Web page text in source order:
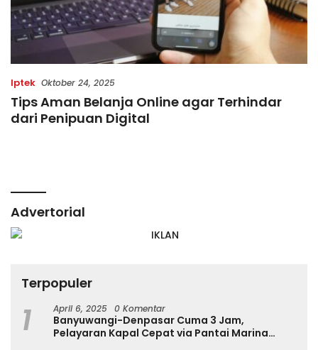
Iptek Oktober 24, 2025
Tips Aman Belanja Online agar Terhindar
dari Penipuan Digital
Advertorial
Terpopuler
1 April 6, 2025 0 Komentar
Banyuwangi-Denpasar Cuma 3 Jam,
Pelayaran Kapal Cepat via Pantai Marina